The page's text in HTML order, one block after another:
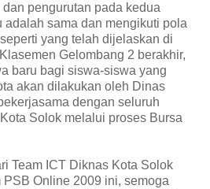
pengurutan pada kedua
sama dan mengikuti pola
yang telah dijelaskan di
Gelombang 2 berakhir,
baru bagi siswa-siswa yang
akan dilakukan oleh Dinas
dengan seluruh
Solok melalui proses Bursa
Team ICT Diknas Kota Solok
Online 2009 ini, semoga